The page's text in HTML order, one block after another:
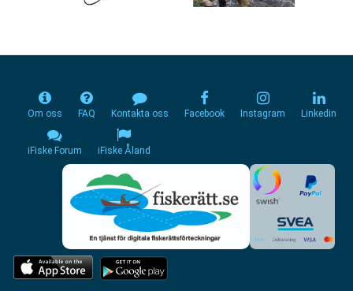
Om oss FAQ Kontakta oss Facebook Instagram Linkedin
iFiske Forum iFiske Åland